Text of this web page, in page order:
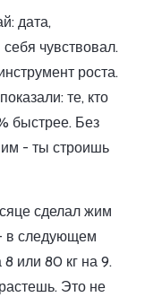
дата,
чувствовал.
роста.
те, кто
быстрее. Без
- ты строишь
сделал жим
в следующем
или 80 кг на 9.
Это не